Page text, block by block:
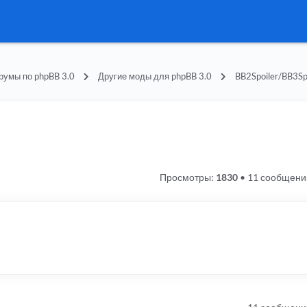
по phpBB 3.0 Другие моды для phpBB 3.0 BB2Spoiler/
11
Просмотры: 1830•